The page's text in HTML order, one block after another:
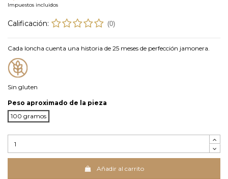
Impuestos incluidos
Calificación: (0)
Cada loncha cuenta una historia de 25 meses de perfección jamonera.
Sin gluten
Peso aproximado de la pieza
100 gramos
Añadir al carrito